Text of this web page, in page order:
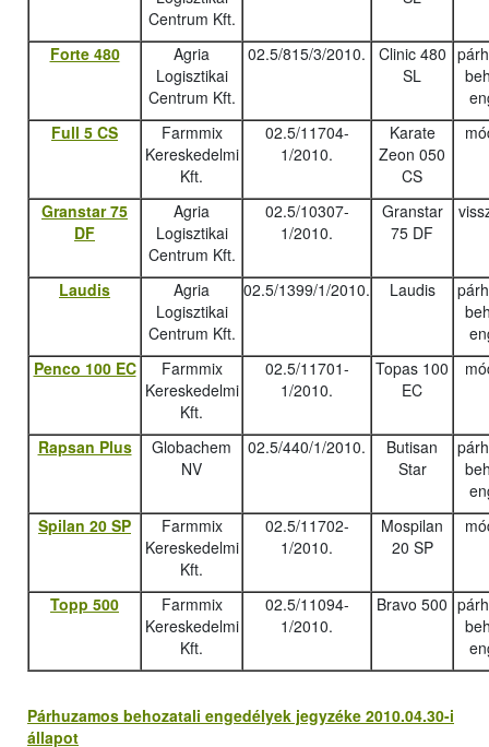
Centrum Kft.
Forte 480
Agria
Logisztikai
Centrum Kft.
02.5/815/3/2010.
Clinic 480
SL
Full 5 CS
Farmmix
Kereskedelmi
Kft.
02.5/11704-
1/2010.
Karate
Zeon 050
CS
Granstar 75
DF
Agria
Logisztikai
Centrum Kft.
02.5/10307-
1/2010.
Granstar
75 DF
Laudis
Agria
Logisztikai
Centrum Kft.
02.5/1399/1/2010. Laudis
Penco 100 EC
Farmmix
Kereskedelmi
Kft.
02.5/11701-
1/2010.
Topas 100
EC
Rapsan Plus
Globachem
NV
02.5/440/1/2010.
Butisan
Star
Spilan 20 SP
Farmmix
Kereskedelmi
Kft.
02.5/11702-
1/2010.
Mospilan
20 SP
Topp 500
Farmmix
Kereskedelmi
Kft.
02.5/11094-
1/2010.
Bravo 500
Párhuzamos behozatali engedélyek jegyzéke 2010.04.30-i
állapot